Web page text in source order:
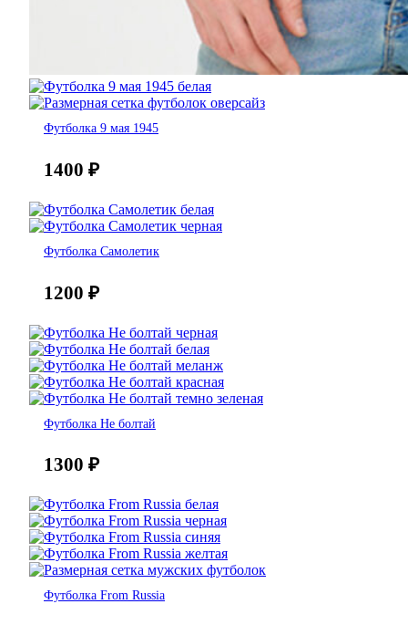
Футболка 9 мая 1945
1400 ₽
Футболка Самолетик
1200 ₽
Футболка Не болтай
1300 ₽
Футболка From Russia